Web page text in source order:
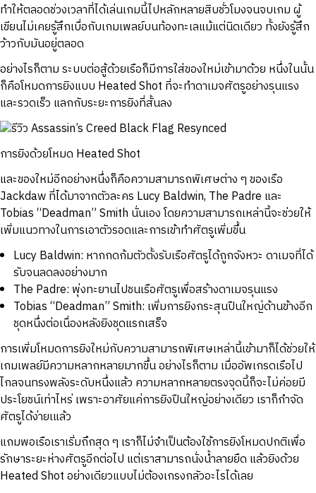
ทำให้ตลอดช่วงเวลาที่ได้เล่นเกมนี้ไปหลักหลายสิบชั่วโมงจนจบเกม ผู้
เขียนไม่เคยรู้สึกเบื่อกับเกมเพลย์บนท้องทะเลแม้แต่นิดเดียว ทั้งยังรู้สึก
ว้าวกับมันอยู่ตลอด
อย่างไรก็ตาม ระบบต่อสู้ด้วยเรือก็มีการใส่ของใหม่เข้ามาด้วย หนึ่งในนั้น
ก็คือโหมดการยิงแบบ Heated Shot ที่จะทำดาเมจศัตรูอย่างรุนแรง
และรวดเร็ว แลกกับระยะการยิงที่สั้นลง
การยิงด้วยโหมด Heated Shot
และของใหม่อีกอย่างหนึ่งก็คือความสามารถพิเศษต่าง ๆ ของเรือ
Jackdaw ที่ได้มาจากตัวละคร Lucy Baldwin, The Padre และ
Tobias “Deadman” Smith นั่นเอง โดยความสามารถเหล่านี้จะช่วยให้
เพิ่มแนวทางในการเอาตัวรอดและการเข้าทำศัตรูเพิ่มขึ้น
Lucy Baldwin: หากกดก้มตัวตั้งรับเรือศัตรูได้ถูกจังหวะ ดาเมจที่ได้
รับจนลดลงอย่างมาก
The Padre: พุ่งทะยานไปชนเรือศัตรูเพื่อสร้างดาเมจรุนแรง
Tobias “Deadman” Smith: เพิ่มการยิงกระสุนปืนใหญ่ด้านข้างอีก
ชุดหนึ่งต่อเนื่องหลังยิงชุดแรกเสร็จ
การเพิ่มโหมดการยิงใหม่กับความสามารถพิเศษเหล่านี้เข้ามาก็ได้ช่วยให้
เกมเพลย์มีความหลากหลายมากขึ้น อย่างไรก็ตาม เมื่ออัพเกรดเรือไป
ไกลจนทรงพลังระดับหนึ่งแล้ว ความหลากหลายตรงจุดนี้ก็จะไม่ค่อยมี
ประโยชน์เท่าไหร่ เพราะอาศัยแค่การยิงปืนใหญ่อย่างเดียว เราก็กำจัด
ศัตรูได้ง่ายเแล้ว
แถมพอเรือเราเริ่มถึกสุด ๆ เราก็ไม่จำเป็นต้องใช้การยิงโหมดปกติเพื่อ
รักษาระยะห่างศัตรูอีกต่อไป แต่เราสามารถนั่งน้ำลายยืด แล้วยิงด้วย
Heated Shot อย่างเดียวแบบไม่ต้องเกรงกลัวอะไรได้เลย